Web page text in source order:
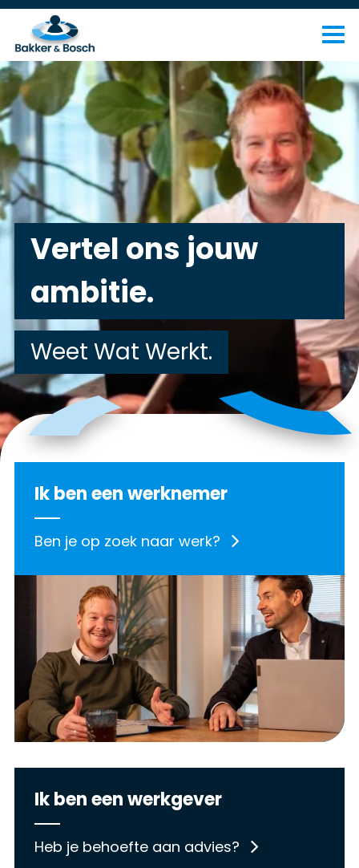
Vertel ons jouw
ambitie.
Weet Wat Werkt.
Ik ben een werknemer
Ben je op zoek naar werk?
Ik ben een werkgever
Heb je behoefte aan advies?